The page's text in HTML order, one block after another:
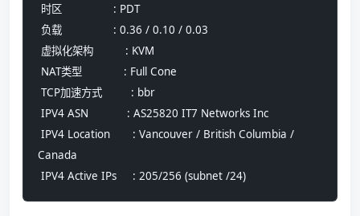
时区                : PDT
负载                : 0.36 / 0.10 / 0.03
虚拟化架构          : KVM
NAT类型             : Full Cone
TCP加速方式         : bbr
IPV4 ASN            : AS25820 IT7 Networks Inc
Canada
IPV4 Active IPs     : 205/256 (subnet /24)